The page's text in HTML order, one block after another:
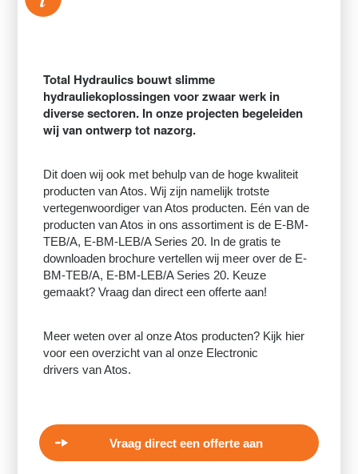
Total Hydraulics bouwt slimme
hydrauliekoplossingen voor zwaar werk in
diverse sectoren. In onze projecten begeleiden
wij van ontwerp tot nazorg.
Dit doen wij ook met behulp van de hoge kwaliteit
producten van Atos. Wij zijn namelijk trotste
vertegenwoordiger van Atos producten. Eén van de
producten van Atos in ons assortiment is de E-BM-
TEB/A, E-BM-LEB/A Series 20. In de gratis te
downloaden brochure vertellen wij meer over de E-
BM-TEB/A, E-BM-LEB/A Series 20. Keuze
gemaakt? Vraag dan direct een offerte aan!
Meer weten over al onze Atos producten? Kijk hier
voor een overzicht van al onze Electronic
drivers van Atos.
Vraag direct een offerte aan